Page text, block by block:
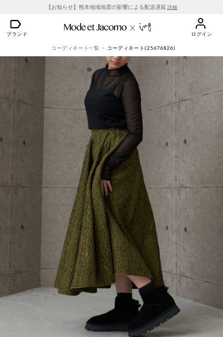
【お知らせ】熊本地域地震の影響による配送遅延 詳細
ブランド ログイン
コーディネート一覧 コーディネート(25676826)